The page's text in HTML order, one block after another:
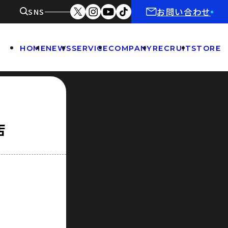
SNS お問い合わせ
HOMENEWSSERVICECOMPANYRECRUITSTORE